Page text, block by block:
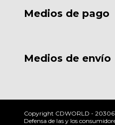
Medios de pago
Medios de envío
Copyright CDWORLD -
Defensa de las y los